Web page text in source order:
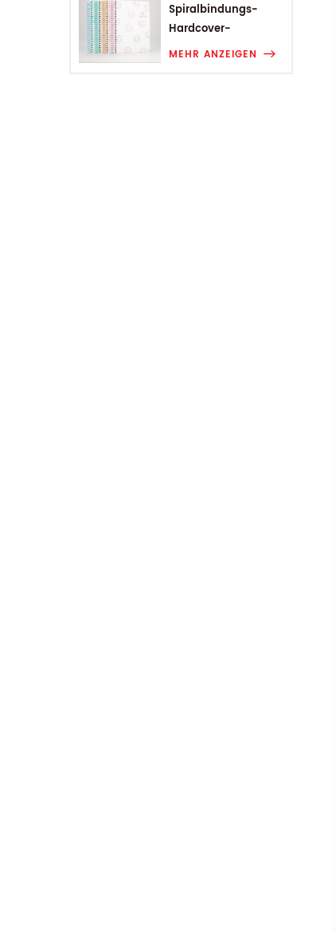
Spiralbindungs-
Hardcover-
Studentennotizbuch
MEHR ANZEIGEN